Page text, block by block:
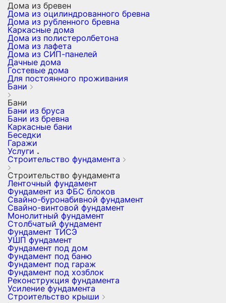
Дома из бревен
Дома из оцилиндрованного бревна
Дома из рубленного бревна
Каркасные дома
Дома из полистеролбетона
Дома из лафета
Дома из СИП-панелей
Дачные дома
Гостевые дома
Для постоянного проживания
Бани
Бани
Бани из бруса
Бани из бревна
Каркасные бани
Беседки
Гаражи
Услуги
Строительство фундамента
Строительство фундамента
Ленточный фундамент
Фундамент из ФБС блоков
Свайно-буронабивной фундамент
Свайно-винтовой фундамент
Монолитный фундамент
Столбчатый фундамент
Фундамент ТИСЭ
УШП фундамент
Фундамент под дом
Фундамент под баню
Фундамент под гараж
Фундамент под хозблок
Реконструкция фундамента
Усиление фундамента
Строительство крыши